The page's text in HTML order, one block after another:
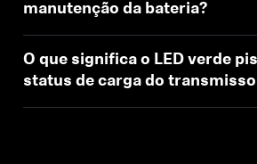
manutenção da bateria?
O que significa o LED verde
status de carga do